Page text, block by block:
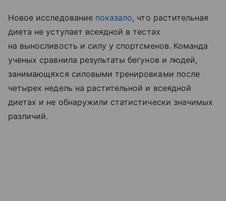
Новое исследование показало, что растительная
диета не уступает всеядной в тестах
на выносливость и силу у спортсменов. Команда
ученых сравнила результаты бегунов и людей,
занимающяхся силовыми тренировками после
четырех недель на растительной и всеядной
диетах и не обнаружили статистически значимых
различий.